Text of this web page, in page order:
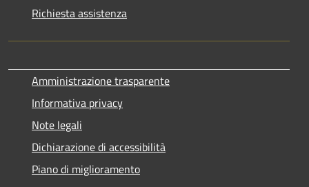
Richiesta assistenza
Amministrazione trasparente
Informativa privacy
Note legali
Dichiarazione di accessibilità
Piano di miglioramento